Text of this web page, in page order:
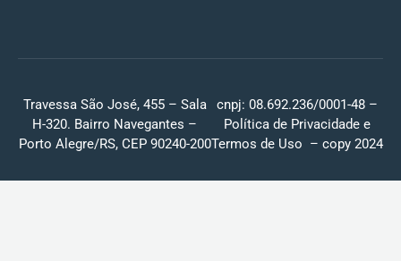
Travessa São José, 455 – Sala
H-320. Bairro Navegantes –
Porto Alegre/RS, CEP 90240-200
cnpj: 08.692.236/0001-48 –
Política de Privacidade e
Termos de Uso – copy 2024